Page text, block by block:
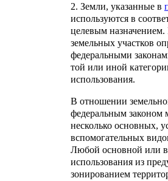
2. Земли, указанные в
используются в
целевым
земельных участков
федеральными
той или иной
использования.
В отношении
федеральным законом
несколько основных,
вспомогательных
Любой основной или
использования из
зонированием